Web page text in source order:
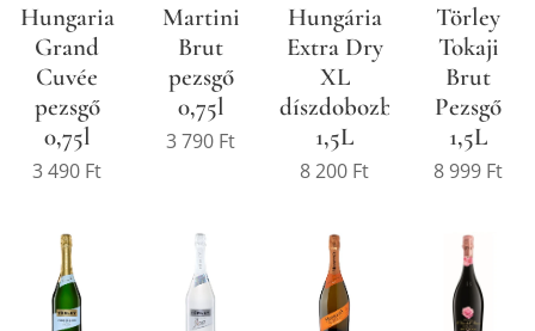
Hungaria
Grand
Cuvée
pezsgő
0,75l
3 490 Ft
Martini
Brut
pezsgő
0,75l
3 790 Ft
Hungária
Extra Dry
XL
díszdobozban
1,5L
8 200 Ft
Törley
Tokaji
Brut
Pezsgő
1,5L
8 999 Ft